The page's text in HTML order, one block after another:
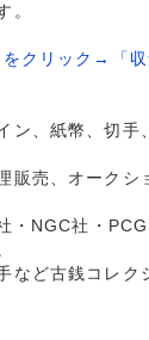
。
クリック→「
ン、紙幣、切手
販売、オークシ
・NGC社・
など古銭コレク